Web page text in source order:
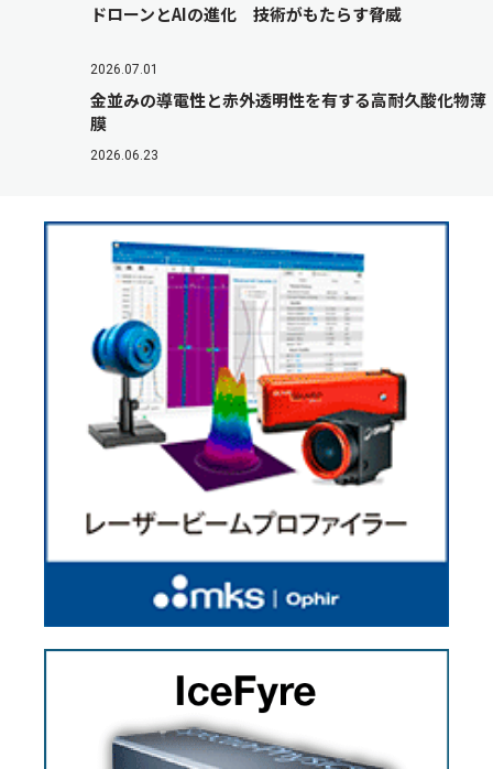
ドローンとAIの進化 技術がもたらす脅威
2026.07.01
金並みの導電性と赤外透明性を有する高耐久酸化物薄
膜
2026.06.23